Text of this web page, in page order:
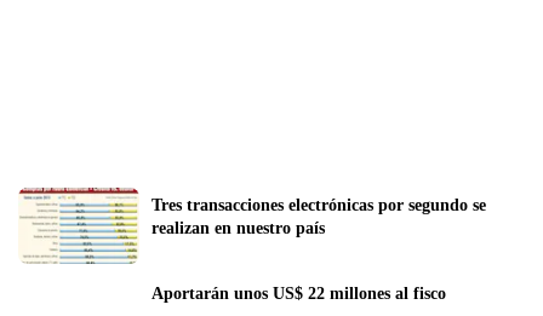
Tres transacciones electrónicas por segundo se
realizan en nuestro país
Aportarán unos US$ 22 millones al fisco